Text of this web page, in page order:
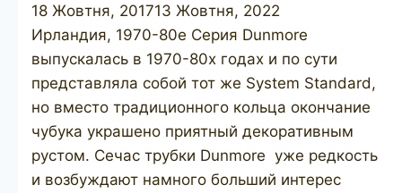
18 Жовтня, 201713 Жовтня, 2022
Ирландия, 1970-80е Серия Dunmore
выпускалась в 1970-80х годах и по сути
представляла собой тот же System Standard,
но вместо традиционного кольца окончание
чубука украшено приятный декоративным
рустом. Сечас трубки Dunmore уже редкость
и возбуждают намного больший интерес